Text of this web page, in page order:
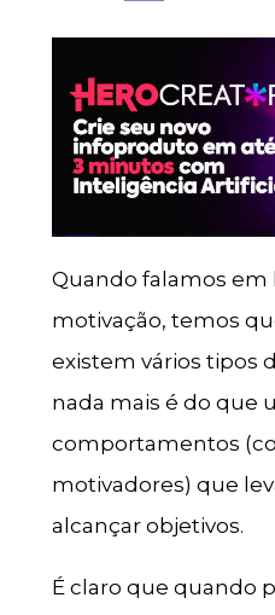
Quando falamos em
motivação, temos
existem vários tipos
nada mais é do que
comportamentos
motivadores) que
alcançar objetivos.
É claro que quando